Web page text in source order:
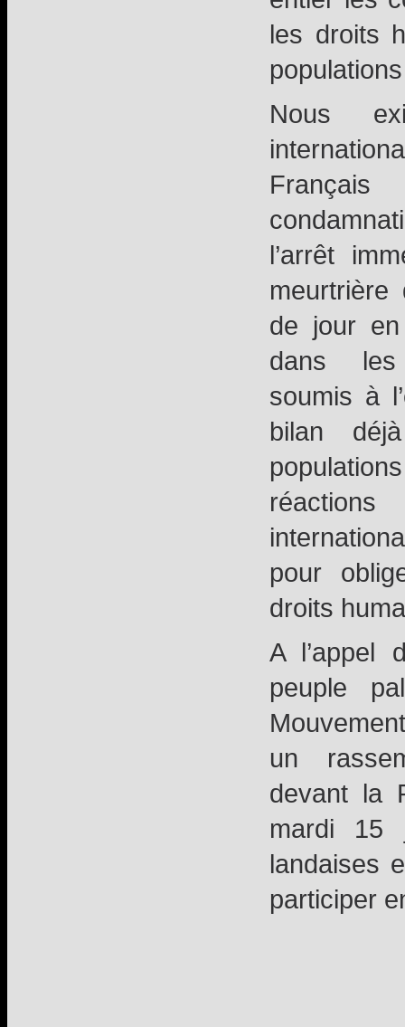
les droits
Nous
l’arrêt
meurtrière
de jour
dans les
soumis à
bilan
pour
droits
A l’appel
peuple
un
devant la
mardi 15
landaises
participer